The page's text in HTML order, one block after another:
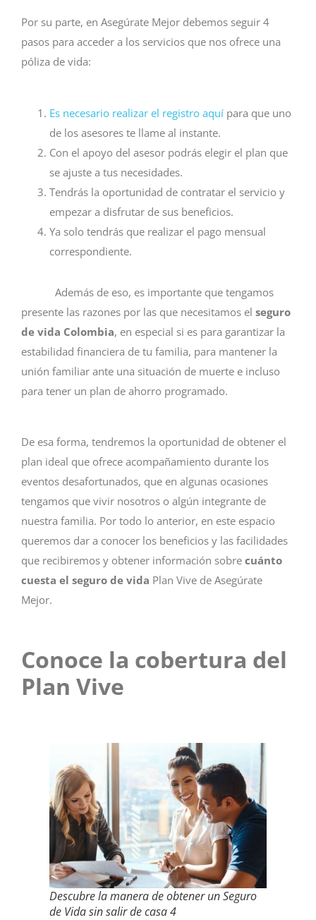
Por su parte, en Asegúrate Mejor debemos seguir 4
pasos para acceder a los servicios que nos ofrece una
póliza de vida:
Es necesario realizar el registro aquí para que uno
de los asesores te llame al instante.
Con el apoyo del asesor podrás elegir el plan que
se ajuste a tus necesidades.
Tendrás la oportunidad de contratar el servicio y
empezar a disfrutar de sus beneficios.
Ya solo tendrás que realizar el pago mensual
correspondiente.
Además de eso, es importante que tengamos
presente las razones por las que necesitamos el seguro
de vida Colombia, en especial si es para garantizar la
estabilidad financiera de tu familia, para mantener la
unión familiar ante una situación de muerte e incluso
para tener un plan de ahorro programado.
De esa forma, tendremos la oportunidad de obtener el
plan ideal que ofrece acompañamiento durante los
eventos desafortunados, que en algunas ocasiones
tengamos que vivir nosotros o algún integrante de
nuestra familia. Por todo lo anterior, en este espacio
queremos dar a conocer los beneficios y las facilidades
que recibiremos y obtener información sobre cuánto
cuesta el seguro de vida Plan Vive de Asegúrate
Mejor.
Conoce la cobertura del
Plan Vive
Descubre la manera de obtener un Seguro
de Vida sin salir de casa 4